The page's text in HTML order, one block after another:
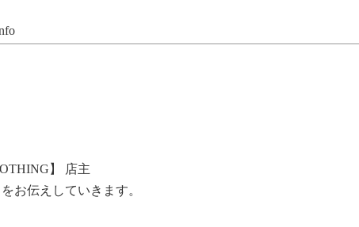
】 店主
お伝えしていきます。